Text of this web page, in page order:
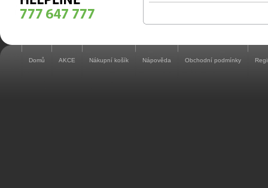
Domů AKCE Nákupní košík Nápověda Obchodní podmínky